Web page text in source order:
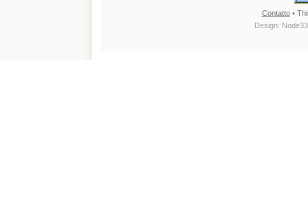
Contatto•
Design: Node33